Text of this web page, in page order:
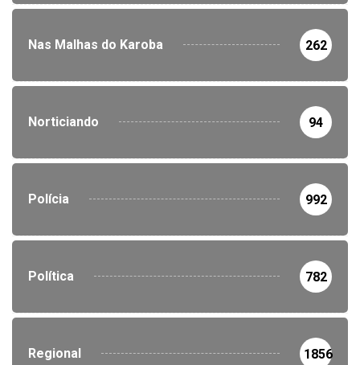
Nas Malhas do Karoba 262
Norticiando 94
Polícia 992
Política 782
Regional 1856